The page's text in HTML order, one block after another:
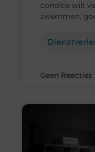
conditie wilt
zwemmen,
Geen Reacties